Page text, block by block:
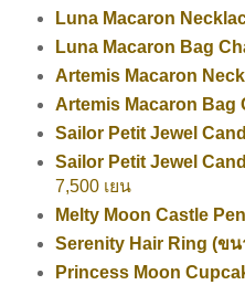
Luna Macaron
Luna Macaron Bag
Artemis Macaron
Artemis Macaron Bag
Sailor Petit Jewel
Sailor Petit Jewel
7,500 เยน
Melty Moon Castle
Serenity Hair Ring (ขน
Princess Moon